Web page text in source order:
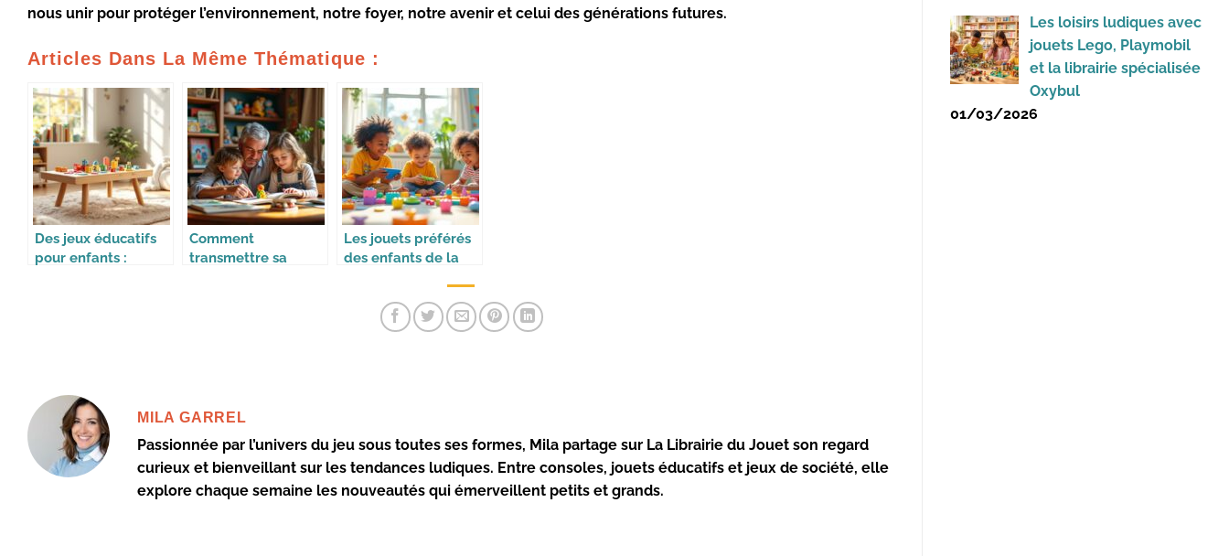
nous unir pour protéger l’environnement, notre foyer, notre avenir et celui des générations futures.
Articles Dans La Même Thématique :
Des jeux éducatifs
pour enfants :
Comment
transmettre sa
Les jouets préférés
des enfants de la
MILA GARREL
Passionnée par l’univers du jeu sous toutes ses formes, Mila partage sur La Librairie du Jouet son regard
curieux et bienveillant sur les tendances ludiques. Entre consoles, jouets éducatifs et jeux de société, elle
explore chaque semaine les nouveautés qui émerveillent petits et grands.
Les loisirs ludiques avec
jouets Lego, Playmobil
et la librairie spécialisée
Oxybul
01/03/2026